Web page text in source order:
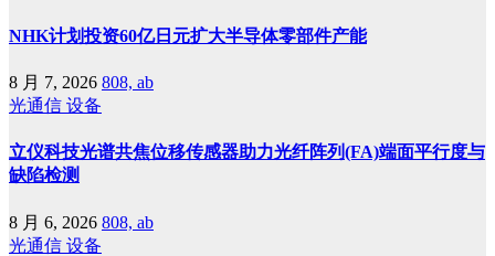
NHK计划投资60亿日元扩大半导体零部件产能
8 月 7, 2026 808, ab
光通信 设备
立仪科技光谱共焦位移传感器助力光纤阵列(FA)端面平行度与
缺陷检测
8 月 6, 2026 808, ab
光通信 设备